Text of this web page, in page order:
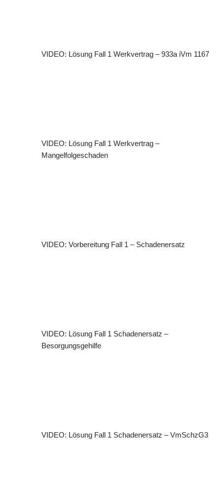
VIDEO: Lösung Fall 1 Werkvertrag – 933a iVm 1167
VIDEO: Lösung Fall 1 Werkvertrag –
Mangelfolgeschaden
VIDEO: Vorbereitung Fall 1 – Schadenersatz
VIDEO: Lösung Fall 1 Schadenersatz –
Besorgungsgehilfe
VIDEO: Lösung Fall 1 Schadenersatz – VmSchzG3